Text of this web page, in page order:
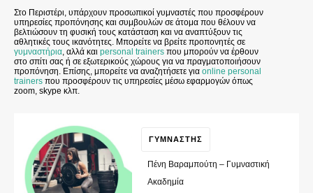
Στο Περιστέρι, υπάρχουν προσωπικοί γυμναστές που προσφέρουν
υπηρεσίες προπόνησης και συμβουλών σε άτομα που θέλουν να
βελτιώσουν τη φυσική τους κατάσταση και να αναπτύξουν τις
αθλητικές τους ικανότητες. Μπορείτε να βρείτε προπονητές σε
γυμναστήρια, αλλά και personal trainers που μπορούν να έρθουν
στο σπίτι σας ή σε εξωτερικούς χώρους για να πραγματοποιήσουν
προπόνηση. Επίσης, μπορείτε να αναζητήσετε για online personal
trainers που προσφέρουν τις υπηρεσίες μέσω εφαρμογών όπως
zoom, skype κλπ.
ΓΥΜΝΑΣΤΗΣ
Πένη Βαραμπούτη – Γυμναστική
Ακαδημία